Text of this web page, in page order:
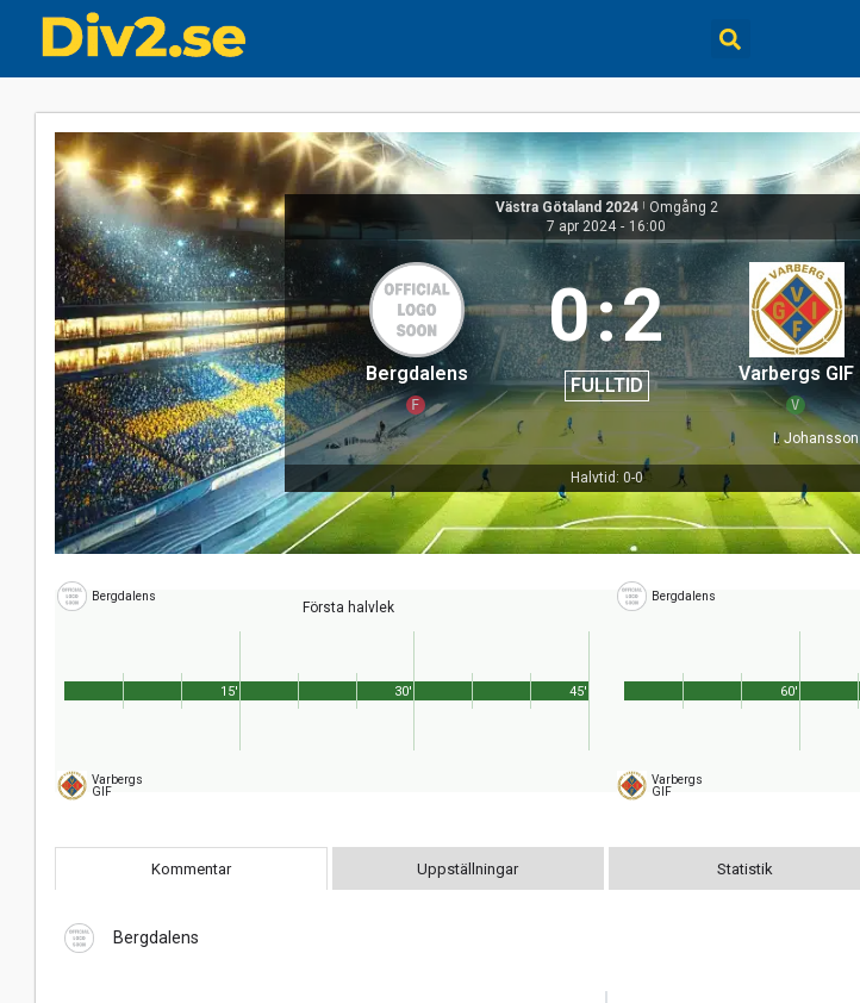
Västra Götaland 2024 | Omgång 2
7 apr 2024 - 16:00
Bergdalens
F
0:2
FULLTID Varbergs GIF
V
I. Johansson
Halvtid: 0-0
Bergdalens
Första halvlek
Varbergs
GIF
45'
15' 30'
Bergdalens
Varbergs
GIF
60'
Kommentar Uppställningar Statistik
Bergdalens